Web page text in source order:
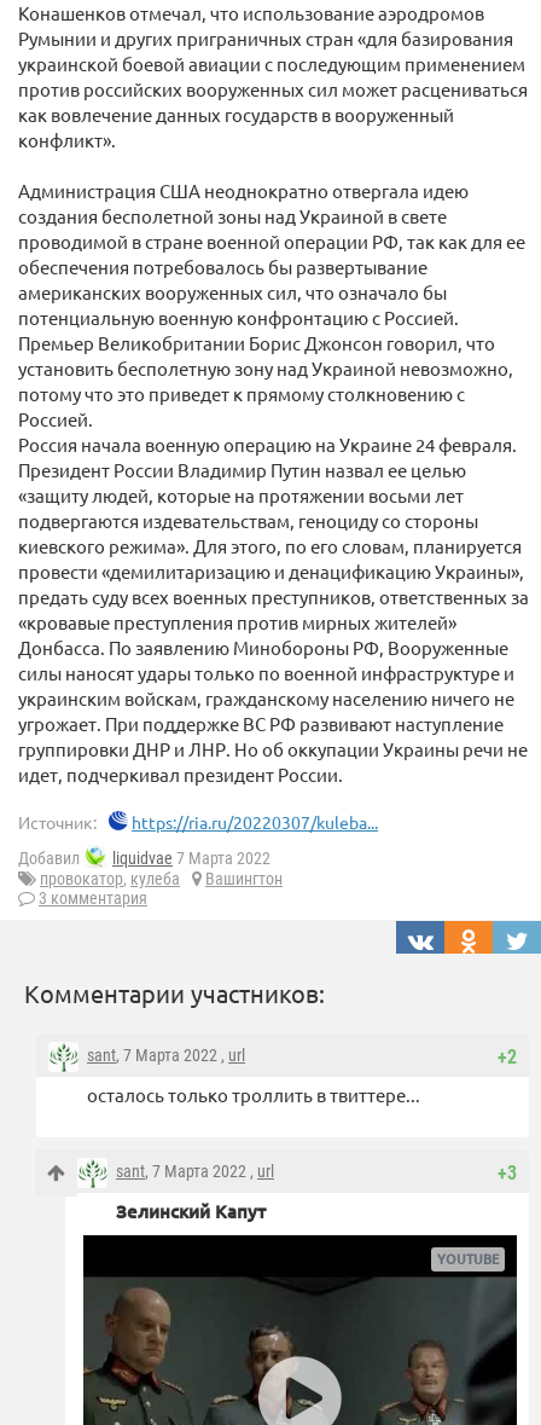
Конашенков отмечал, что использование аэродромов
Румынии и других приграничных стран «для базирования
украинской боевой авиации с последующим применением
против российских вооруженных сил может расцениваться
как вовлечение данных государств в вооруженный
конфликт».
Администрация США неоднократно отвергала идею
создания бесполетной зоны над Украиной в свете
проводимой в стране военной операции РФ, так как для ее
обеспечения потребовалось бы развертывание
американских вооруженных сил, что означало бы
потенциальную военную конфронтацию с Россией.
Премьер Великобритании Борис Джонсон говорил, что
установить бесполетную зону над Украиной невозможно,
потому что это приведет к прямому столкновению с
Россией.
Россия начала военную операцию на Украине 24 февраля.
Президент России Владимир Путин назвал ее целью
«защиту людей, которые на протяжении восьми лет
подвергаются издевательствам, геноциду со стороны
киевского режима». Для этого, по его словам, планируется
провести «демилитаризацию и денацификацию Украины»,
предать суду всех военных преступников, ответственных за
«кровавые преступления против мирных жителей»
Донбасса. По заявлению Минобороны РФ, Вооруженные
силы наносят удары только по военной инфраструктуре и
украинским войскам, гражданскому населению ничего не
угрожает. При поддержке ВС РФ развивают наступление
группировки ДНР и ЛНР. Но об оккупации Украины речи не
идет, подчеркивал президент России.
Источник: https://ria.ru/20220307/kuleba...
Добавил liquidvae 7 Марта 2022
провокатор, кулеба
Вашингтон
3 комментария
Комментарии участников:
+2
sant, 7 Марта 2022 , url
осталось только троллить в твиттере...
+3
sant, 7 Марта 2022 , url
Зелинский Капут